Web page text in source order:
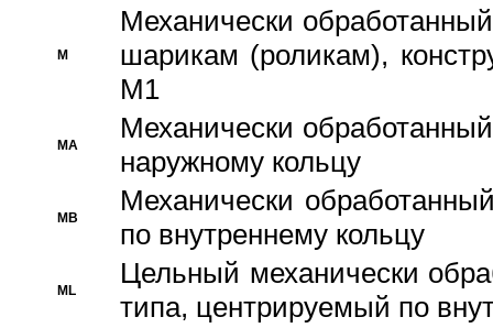
M
Механически
шарикам (роликам),
M1
MA
Механически
наружному кольцу
MB
Механически
по внутреннему кольцу
ML
Цельный механически
типа, центрируемый по